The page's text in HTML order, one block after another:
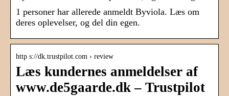
1 personer har allerede anmeldt Byviola. Læs om
deres oplevelser, og del din egen.
http s://dk.trustpilot.com › review
Læs kundernes anmeldelser af
www.de5gaarde.dk – Trustpilot